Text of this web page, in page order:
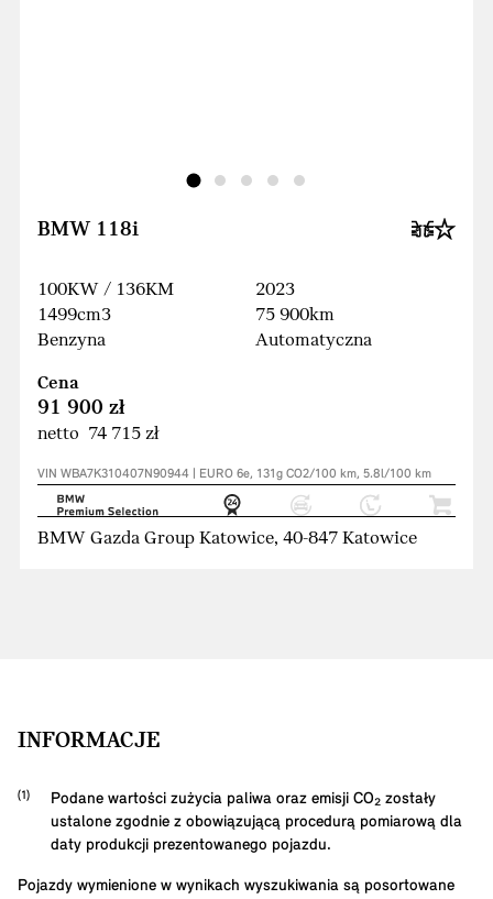
BMW 118i
100KW / 136KM
1499cm3
Benzyna
2023
75 900km
Automatyczna
Cena
91 900 zł
netto 74 715 zł
VIN WBA7K310407N90944 | EURO 6e, 131g CO2/100 km, 5.8l/100 km
BMW Gazda Group Katowice, 40-847 Katowice
INFORMACJE
Podane wartości zużycia paliwa oraz emisji CO₂ zostały
ustalone zgodnie z obowiązującą procedurą pomiarową dla
daty produkcji prezentowanego pojazdu.
Pojazdy wymienione w wynikach wyszukiwania są posortowane